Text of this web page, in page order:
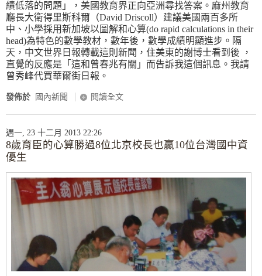
績低落的問題」，美國教育界正向亞洲尋找答案。麻州教育
廳長大衛得里斯科爾（David Driscoll）建議美國兩百多所
中、小學採用新加坡以圖解和心算(do rapid calculations in their
head)為特色的數學教材，數年後，數學成績明顯進步。隔
天，中文世界日報轉載這則新聞，住美東的謝博士看到後 ，
直覺的反應是「這和曾春兆有關」而告訴我這個訊息。我請
曾秀峰代買華爾街日報。
發佈於 國內新聞 閱讀全文
週一, 23 十二月 2013 22:26
8歲育臣的心算勝過8位北京校長也贏10位台灣國中資
優生